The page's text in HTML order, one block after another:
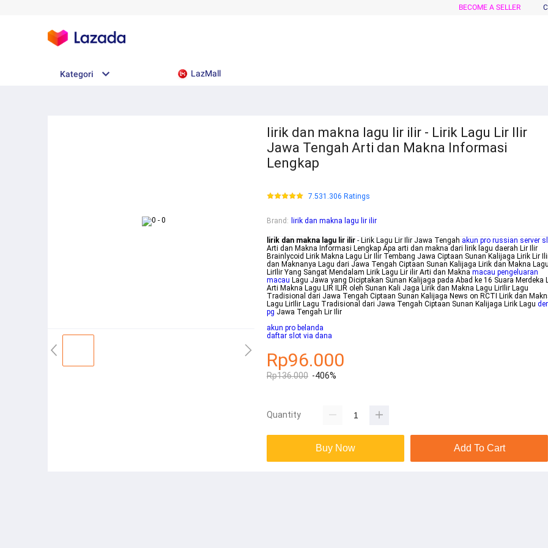
BECOME A SELLER
Kategori LazMall
lirik dan makna lagu lir ilir - Lirik Lagu Lir Ilir
Jawa Tengah Arti dan Makna Informasi
Lengkap
7.531.306 Ratings
Brand : lirik dan makna lagu lir ilir
lirik dan makna lagu lir ilir - Lirik Lagu Lir Ilir Jawa Tengah akun pro russian server
Arti dan Makna Informasi Lengkap Apa arti dan makna dari lirik lagu daerah Lir Ilir
Brainlycoid Lirik Makna Lagu Lir Ilir Tembang Jawa Ciptaan Sunan Kalijaga Lirik Lir
dan Maknanya Lagu dari Jawa Tengah Ciptaan Sunan Kalijaga Lirik dan Makna Lagu
LirIlir Yang Sangat Mendalam Lirik Lagu Lir ilir Arti dan Makna macau pengeluaran
macau Lagu Jawa yang Diciptakan Sunan Kalijaga pada Abad ke 16 Suara Merdeka
Arti Makna Lagu LIR ILIR oleh Sunan Kali Jaga Lirik dan Makna Lagu LirIlir Lagu
Tradisional dari Jawa Tengah Ciptaan Sunan Kalijaga News on RCTI Lirik dan
Lagu LirIlir Lagu Tradisional dari Jawa Tengah Ciptaan Sunan Kalijaga Lirik Lagu
pg Jawa Tengah Lir Ilir
akun pro belanda
daftar slot via dana
Rp96.000
Rp136.000 -406%
Quantity
Buy Now Add To Cart